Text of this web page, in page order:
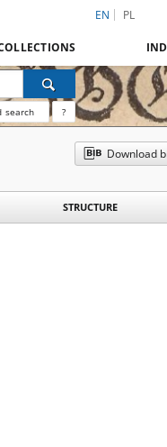
EN PL
search ?
Download
STRUCTURE